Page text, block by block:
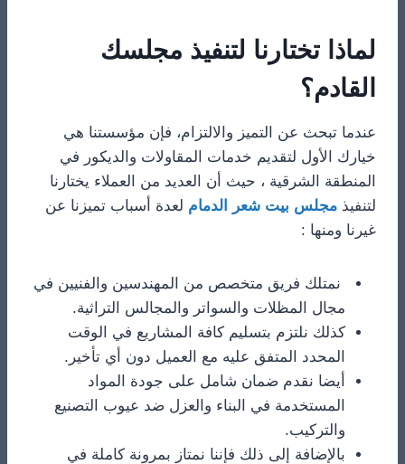
​لماذا تختارنا لتنفيذ مجلسك
القادم؟
​عندما تبحث عن التميز والالتزام، فإن مؤسستنا هي
خيارك الأول لتقديم خدمات المقاولات والديكور في
المنطقة الشرقية ، حيث أن العديد من العملاء يختارنا
لتنفيذ مجلس بيت شعر الدمام لعدة أسباب تميزنا عن
غيرنا ومنها :
​ نمتلك فريق متخصص من المهندسين والفنيين في
مجال المظلات والسواتر والمجالس التراثية.
​كذلك نلتزم بتسليم كافة المشاريع في الوقت
المحدد المتفق عليه مع العميل دون أي تأخير.
​أيضا نقدم ضمان شامل على جودة المواد
المستخدمة في البناء والعزل ضد عيوب التصنيع
والتركيب.
​بالإضافة إلى ذلك فإننا نمتاز بمرونة كاملة في